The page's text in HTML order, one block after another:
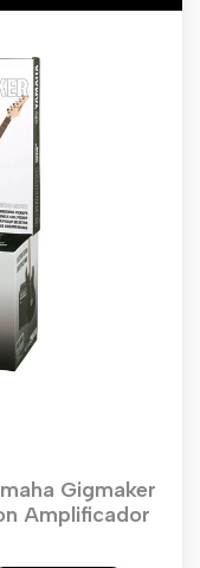
Gigmaker
Amplificador